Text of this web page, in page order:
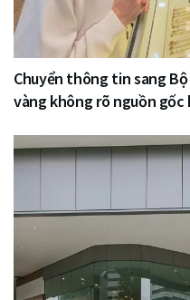
Chuyển thông tin sang
vàng không rõ nguồn gốc